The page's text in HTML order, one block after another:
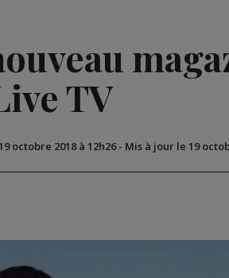
TV
19 octobre 2018 à 12h26- Mis à jour le 19